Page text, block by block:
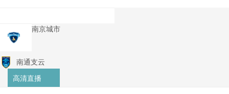
南京城市
南通支云
高清直播